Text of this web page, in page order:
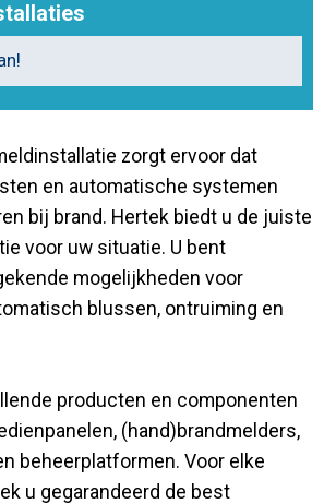
zorgt ervoor dat
en automatische systemen
bij brand. Hertek biedt u de juiste
voor uw situatie. U bent
mogelijkheden voor
blussen, ontruiming en
producten en componenten
(hand)brandmelders,
beheerplatformen. Voor elke
u gegarandeerd de best